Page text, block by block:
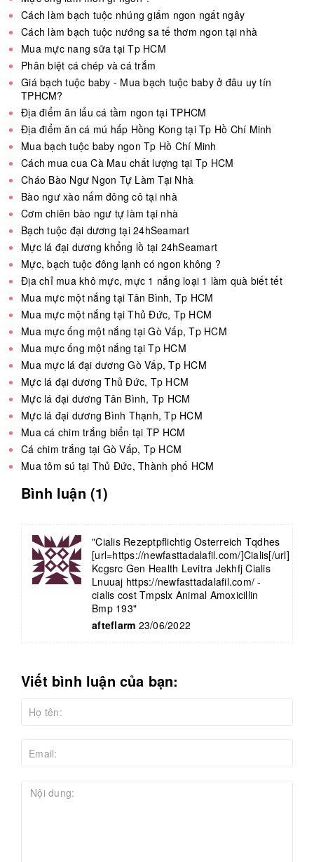
Cách làm bạch tuộc nhúng giấm ngon ngất ngây
Cách làm bạch tuộc nướng sa tế thơm ngon tại nhà
Mua mực nang sữa tại Tp HCM
Phân biệt cá chép và cá trắm
Giá bạch tuộc baby - Mua bạch tuộc baby ở đâu uy tín
TPHCM?
Địa điểm ăn lẩu cá tầm ngon tại TPHCM
Địa điểm ăn cá mú hấp Hồng Kong tại Tp Hồ Chí Minh
Mua bạch tuộc baby ngon Tp Hồ Chí Minh
Cách mua cua Cà Mau chất lượng tại Tp HCM
Cháo Bào Ngư Ngon Tự Làm Tại Nhà
Bào ngư xào nấm đông cô tại nhà
Cơm chiên bào ngư tự làm tại nhà
Bạch tuộc đại dương tại 24hSeamart
Mực lá đại dương khổng lồ tại 24hSeamart
Mực, bạch tuộc đông lạnh có ngon không ?
Địa chỉ mua khô mực, mực 1 nắng loại 1 làm quà biết tết
Mua mực một nắng tại Tân Bình, Tp HCM
Mua mực một nắng tại Thủ Đức, Tp HCM
Mua mực ống một nắng tại Gò Vấp, Tp HCM
Mua mực ống một nắng tại Tp HCM
Mua mực lá đại dương Gò Vấp, Tp HCM
Mực lá đại dương Thủ Đức, Tp HCM
Mực lá đại dương Tân Bình, Tp HCM
Mực lá đại dương Bình Thạnh, Tp HCM
Mua cá chim trắng biển tại TP HCM
Cá chim trắng tại Gò Vấp, Tp HCM
Mua tôm sú tại Thủ Đức, Thành phố HCM
Bình luận (1)
"Cialis Rezeptpflichtig Osterreich Tqdhes
[url=https://newfasttadalafil.com/]Cialis[/url]
Kcgsrc Gen Health Levitra Jekhfj Cialis
Lnuuaj https://newfasttadalafil.com/ -
cialis cost Tmpslx Animal Amoxicillin
Bmp 193"
afteflarm 23/06/2022
Viết bình luận của bạn: